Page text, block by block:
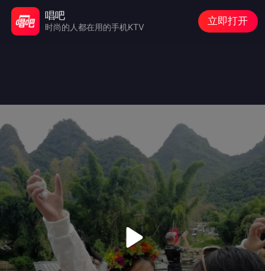
唱吧
时尚的人都在用的手机KTV
立即打开